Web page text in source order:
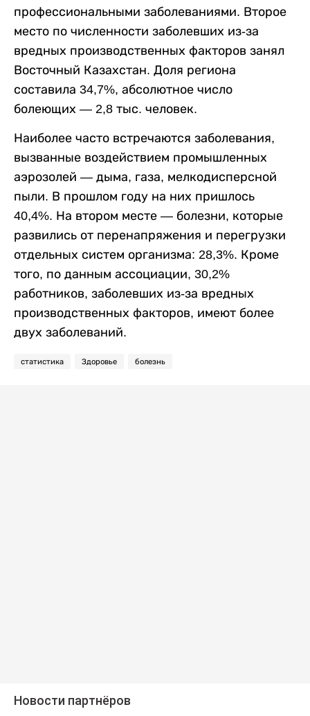
профессиональными заболеваниями. Второе
место по численности заболевших из-за
вредных производственных факторов занял
Восточный Казахстан. Доля региона
составила 34,7%, абсолютное число
болеющих — 2,8 тыс. человек.
Наиболее часто встречаются заболевания,
вызванные воздействием промышленных
аэрозолей — дыма, газа, мелкодисперсной
пыли. В прошлом году на них пришлось
40,4%. На втором месте — болезни, которые
развились от перенапряжения и перегрузки
отдельных систем организма: 28,3%. Кроме
того, по данным ассоциации, 30,2%
работников, заболевших из-за вредных
производственных факторов, имеют более
двух заболеваний.
статистика Здоровье болезнь